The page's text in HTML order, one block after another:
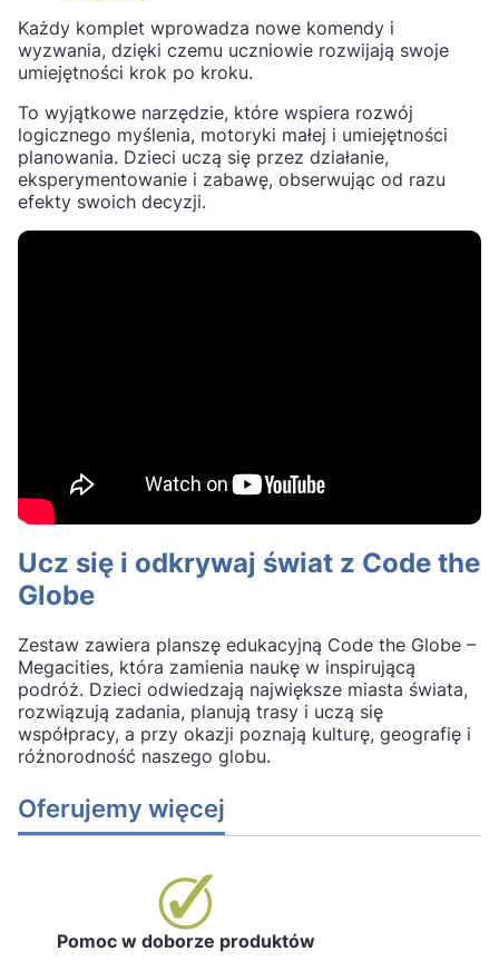
Każdy komplet wprowadza nowe komendy i
wyzwania, dzięki czemu uczniowie rozwijają swoje
umiejętności krok po kroku.
To wyjątkowe narzędzie, które wspiera rozwój
logicznego myślenia, motoryki małej i umiejętności
planowania. Dzieci uczą się przez działanie,
eksperymentowanie i zabawę, obserwując od razu
efekty swoich decyzji.
Ucz się i odkrywaj świat z Code the
Globe
Zestaw zawiera planszę edukacyjną Code the Globe –
Megacities, która zamienia naukę w inspirującą
podróż. Dzieci odwiedzają największe miasta świata,
rozwiązują zadania, planują trasy i uczą się
współpracy, a przy okazji poznają kulturę, geografię i
różnorodność naszego globu.
Oferujemy więcej
Pomoc w doborze produktów